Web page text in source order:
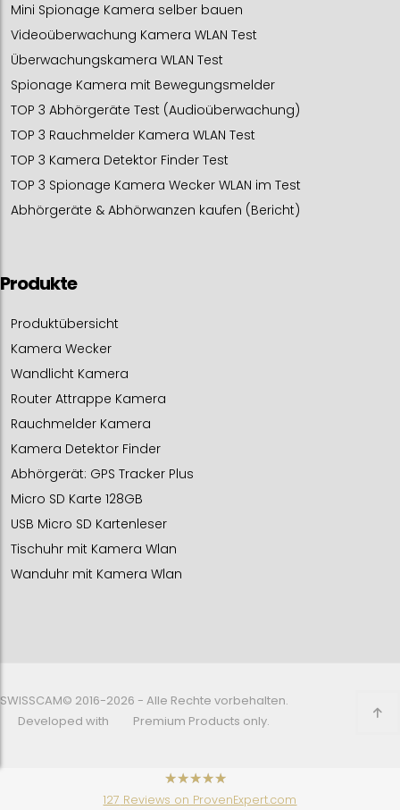
Mini Spionage Kamera selber bauen
Videoüberwachung Kamera WLAN Test
Überwachungskamera WLAN Test
Spionage Kamera mit Bewegungsmelder
TOP 3 Abhörgeräte Test (Audioüberwachung)
TOP 3 Rauchmelder Kamera WLAN Test
TOP 3 Kamera Detektor Finder Test
TOP 3 Spionage Kamera Wecker WLAN im Test
Abhörgeräte & Abhörwanzen kaufen (Bericht)
Produkte
Produktübersicht
Kamera Wecker
Wandlicht Kamera
Router Attrappe Kamera
Rauchmelder Kamera
Kamera Detektor Finder
Abhörgerät: GPS Tracker Plus
Micro SD Karte 128GB
USB Micro SD Kartenleser
Tischuhr mit Kamera Wlan
Wanduhr mit Kamera Wlan
SWISSCAM© 2016-2026 - Alle Rechte vorbehalten.
Developed with
Premium Products only.
has 4.48
127 Reviews on ProvenExpert.com